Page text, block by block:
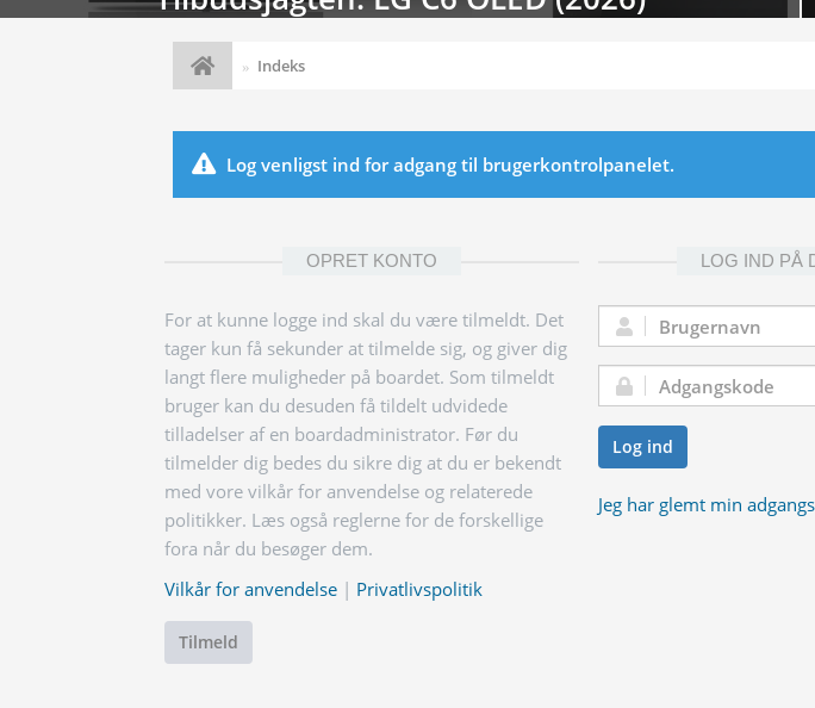
Indeks
Log venligst ind for adgang til brugerkontrolpanelet.
OPRET KONTO
For at kunne logge ind skal du være tilmeldt. Det
tager kun få sekunder at tilmelde sig, og giver dig
langt flere muligheder på boardet. Som tilmeldt
bruger kan du desuden få tildelt udvidede
tilladelser af en boardadministrator. Før du
tilmelder dig bedes du sikre dig at du er bekendt
med vore vilkår for anvendelse og relaterede
politikker. Læs også reglerne for de forskellige
fora når du besøger dem.
Vilkår for anvendelse | Privatlivspolitik
Tilmeld
LOG IND PÅ
Brugernavn:
Adgangskode:
Log ind
Jeg har glemt min